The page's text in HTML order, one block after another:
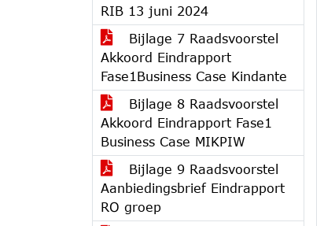
RIB 13 juni 2024
Bijlage 7 Raadsvoorstel
Akkoord Eindrapport
Fase1Business Case Kindante
Bijlage 8 Raadsvoorstel
Akkoord Eindrapport Fase1
Business Case MIKPIW
Bijlage 9 Raadsvoorstel
Aanbiedingsbrief Eindrapport
RO groep